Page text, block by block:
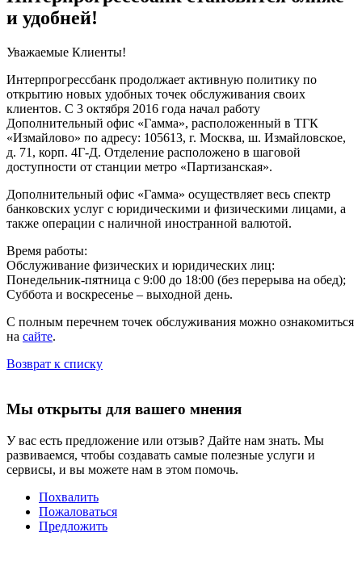
и удобней!
Уважаемые Клиенты!
Интерпрогрессбанк продолжает активную политику по
открытию новых удобных точек обслуживания своих
клиентов. С 3 октября 2016 года начал работу
Дополнительный офис «Гамма», расположенный в ТГК
«Измайлово» по адресу: 105613, г. Москва, ш. Измайловское,
д. 71, корп. 4Г-Д. Отделение расположено в шаговой
доступности от станции метро «Партизанская».
Дополнительный офис «Гамма» осуществляет весь спектр
банковских услуг с юридическими и физическими лицами, а
также операции с наличной иностранной валютой.
Время работы:
Обслуживание физических и юридических лиц:
Понедельник-пятница с 9:00 до 18:00 (без перерыва на обед);
Суббота и воскресенье – выходной день.
С полным перечнем точек обслуживания можно ознакомиться
на сайте.
Возврат к списку
Мы открыты для вашего мнения
У вас есть предложение или отзыв? Дайте нам знать. Мы
развиваемся, чтобы создавать самые полезные услуги и
сервисы, и вы можете нам в этом помочь.
Похвалить
Пожаловаться
Предложить